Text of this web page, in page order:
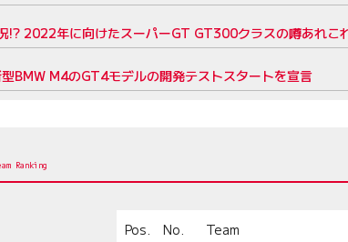
!? 2022年に向けたスーパーGT GT300クラスの噂あれこ
BMW M4のGT4モデルの開発テストスタートを宣言
Ranking
Pos. No. Team